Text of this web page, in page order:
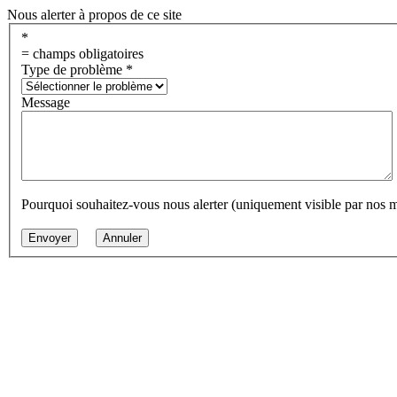
Nous alerter à propos de ce site
*
= champs obligatoires
Type de problème *
Message
Pourquoi souhaitez-vous nous alerter (uniquement visible par nos